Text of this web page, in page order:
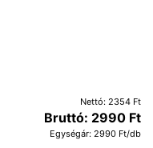
Nettó: 2354 Ft
Bruttó: 2990 Ft
Egységár: 2990 Ft/db